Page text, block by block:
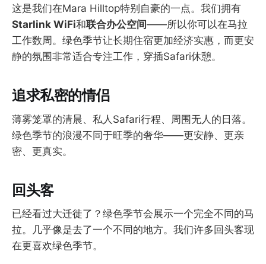
这是我们在Mara Hilltop特别自豪的一点。我们拥有
Starlink WiFi和联合办公空间——所以你可以在马拉
工作数周。绿色季节让长期住宿更加经济实惠，而更安
静的氛围非常适合专注工作，穿插Safari休憩。
追求私密的情侣
薄雾笼罩的清晨、私人Safari行程、周围无人的日落。
绿色季节的浪漫不同于旺季的奢华——更安静、更亲
密、更真实。
回头客
已经看过大迁徙了？绿色季节会展示一个完全不同的马
拉。几乎像是去了一个不同的地方。我们许多回头客现
在更喜欢绿色季节。